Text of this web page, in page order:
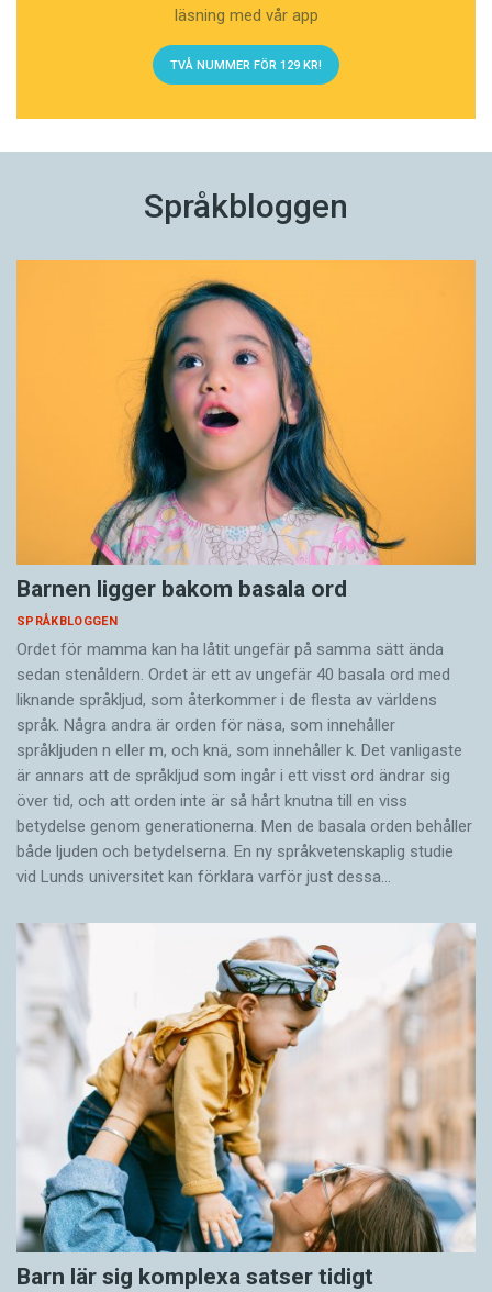
läsning med vår app
TVÅ NUMMER FÖR 129 KR!
Språkbloggen
Barnen ligger bakom basala ord
SPRÅKBLOGGEN
Ordet för mamma kan ha låtit ungefär på samma sätt ända
sedan stenåldern. Ordet är ett av ungefär 40 basala ord med
liknande språkljud, som återkommer i de flesta av världens
språk. Några andra är orden för näsa, som innehåller
språkljuden n eller m, och knä, som innehåller k. Det vanligaste
är annars att de språkljud som ingår i ett visst ord ändrar sig
över tid, och att orden inte är så hårt knutna till en viss
betydelse genom generationerna. Men de basala orden behåller
både ljuden och betydelserna. En ny språkvetenskaplig studie
vid Lunds universitet kan förklara varför just dessa…
Barn lär sig komplexa satser tidigt